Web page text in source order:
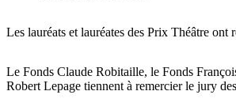
Les lauréats et lauréates des Prix Théâtre ont
Le Fonds Claude Robitaille, le Fonds
Robert Lepage tiennent à remercier le jury